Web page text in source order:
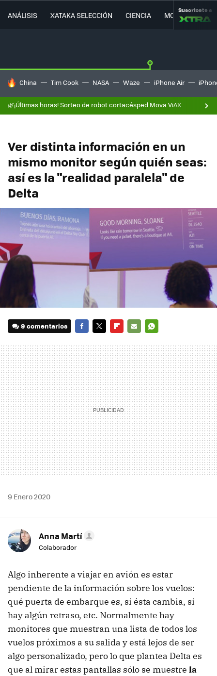
ANÁLISIS XATAKA SELECCIÓN CIENCIA MOVILIDAD
Suscríbete a
HOY SE HABLA DE
China Tim Cook NASA Waze iPhone Air
🌿¡Últimas horas! Sorteo de robot cortacésped Mova ViAX
Ver distinta información en un
mismo monitor según quién seas:
así es la "realidad paralela" de
Delta
9 comentarios
MAIL
9 Enero 2020
Anna Martí
Colaborador
Algo inherente a viajar en avión es estar
pendiente de la información sobre los vuelos:
qué puerta de embarque es, si ésta cambia, si
hay algún retraso, etc. Normalmente hay
monitores que muestran una lista de todos los
vuelos próximos a su salida y está lejos de ser
algo personalizado, pero lo que plantea Delta es
que al mirar estas pantallas sólo se muestre la